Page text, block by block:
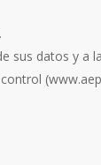
sus datos y a